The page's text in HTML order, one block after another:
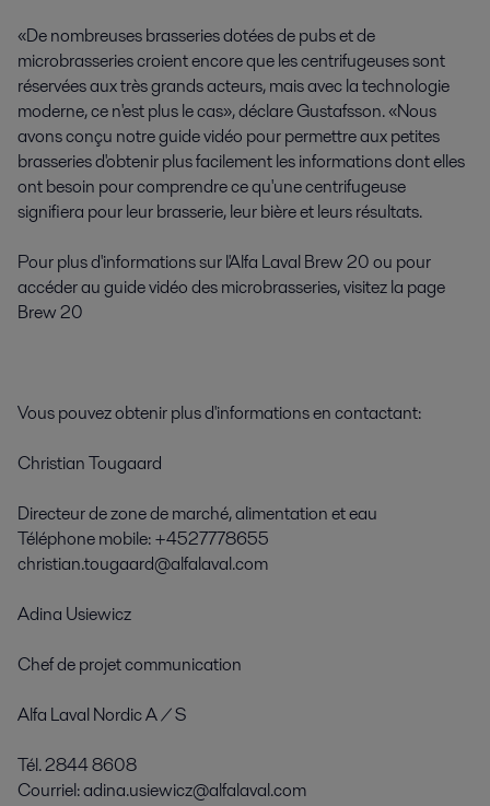
«De nombreuses brasseries dotées de pubs et de
microbrasseries croient encore que les centrifugeuses sont
réservées aux très grands acteurs, mais avec la technologie
moderne, ce n'est plus le cas», déclare Gustafsson. «Nous
avons conçu notre guide vidéo pour permettre aux petites
brasseries d'obtenir plus facilement les informations dont elles
ont besoin pour comprendre ce qu'une centrifugeuse
signifiera pour leur brasserie, leur bière et leurs résultats.
Pour plus d'informations sur l'Alfa Laval Brew 20 ou pour
accéder au guide vidéo des microbrasseries, visitez la page
Brew 20
Vous pouvez obtenir plus d'informations en contactant:
Christian Tougaard
Directeur de zone de marché, alimentation et eau
Téléphone mobile: +4527778655
christian.tougaard@alfalaval.com
Adina Usiewicz
Chef de projet communication
Alfa Laval Nordic A / S
Tél. 2844 8608
Courriel: adina.usiewicz@alfalaval.com